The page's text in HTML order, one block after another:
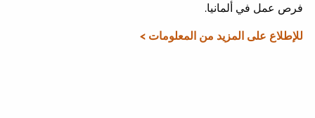
فرص عمل في ألمانيا.
للإطلاع على المزيد من المعلومات >